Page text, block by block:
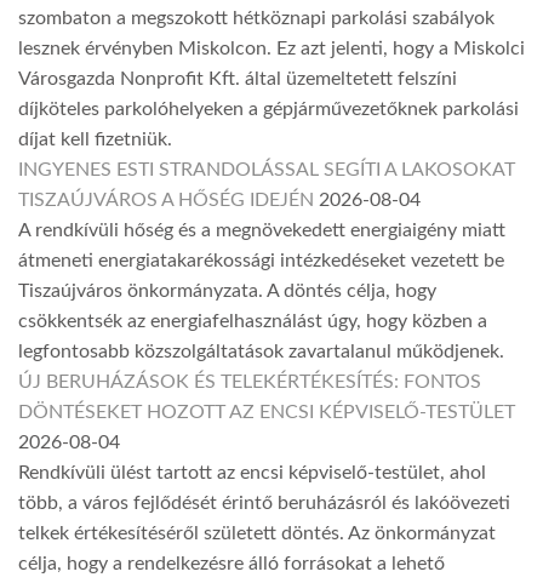
szombaton a megszokott hétköznapi parkolási szabályok
lesznek érvényben Miskolcon. Ez azt jelenti, hogy a Miskolci
Városgazda Nonprofit Kft. által üzemeltetett felszíni
díjköteles parkolóhelyeken a gépjárművezetőknek parkolási
díjat kell fizetniük.
INGYENES ESTI STRANDOLÁSSAL SEGÍTI A LAKOSOKAT
TISZAÚJVÁROS A HŐSÉG IDEJÉN 2026-08-04
A rendkívüli hőség és a megnövekedett energiaigény miatt
átmeneti energiatakarékossági intézkedéseket vezetett be
Tiszaújváros önkormányzata. A döntés célja, hogy
csökkentsék az energiafelhasználást úgy, hogy közben a
legfontosabb közszolgáltatások zavartalanul működjenek.
ÚJ BERUHÁZÁSOK ÉS TELEKÉRTÉKESÍTÉS: FONTOS
DÖNTÉSEKET HOZOTT AZ ENCSI KÉPVISELŐ-TESTÜLET
2026-08-04
Rendkívüli ülést tartott az encsi képviselő-testület, ahol
több, a város fejlődését érintő beruházásról és lakóövezeti
telkek értékesítéséről született döntés. Az önkormányzat
célja, hogy a rendelkezésre álló forrásokat a lehető